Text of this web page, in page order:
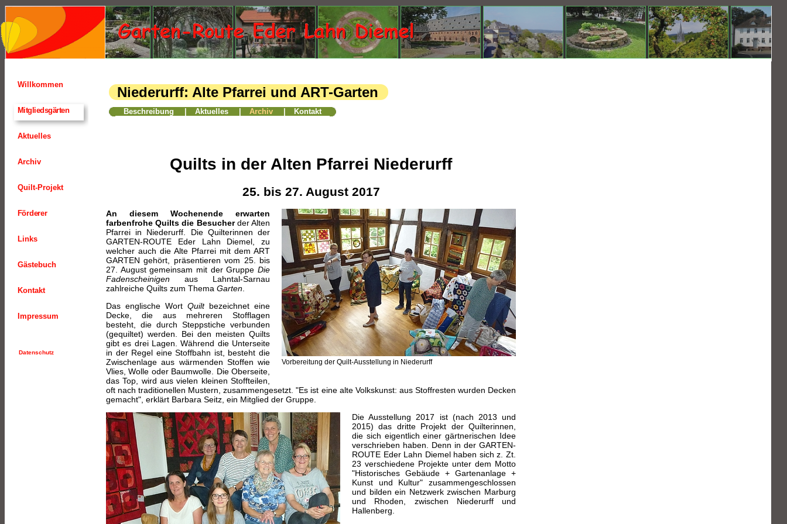
Willkommen
Mitgliedsgärten
Aktuelles
Archiv
Quilt-Projekt
Förderer
Links
Gästebuch
Kontakt
Impressum
Datenschutz
31 Niederurff: Alte Pfarrei und ART-Garten
Beschreibung Aktuelles Archiv Kontakt
Quilts in der Alten Pfarrei Niederurff
25. bis 27. August 2017
Vorbereitung der Quilt-Ausstellung in Niederurff
An diesem Wochenende erwarten
farbenfrohe Quilts die Besucherder Alten
Pfarrei in Niederurff. Die Quilterinnen der
GARTEN-ROUTE Eder Lahn Diemel, zu
welcher auch die Alte Pfarrei mit dem ART
GARTEN gehört, präsentieren vom 25. bis
27. August gemeinsam mit der Gruppe Die
Fadenscheinigen aus Lahntal-Sarnau
zahlreiche Quilts zum Thema Garten
Das englische Wort Quiltbezeichnet eine
Decke, die aus mehreren Stofflagen
besteht, die durch Steppstiche verbunden
(gequiltet) werden. Bei den meisten Quilts
gibt es drei Lagen. Während die Unterseite
in der Regel eine Stoffbahn ist, besteht die
Zwischenlage aus wärmenden Stoffen wie
Vlies, Wolle oder Baumwolle. Die Oberseite,
das Top, wird aus vielen kleinen Stoffteilen,
oft nach traditionellen Mustern, zusammengesetzt. "Es ist eine alte Volkskunst: aus Stoffresten wurden Decken
gemacht", erklärt Barbara Seitz, ein Mitglied der Gruppe.
Die Ausstellung 2017 ist (nach 2013 und
2015) das dritte Projekt der Quilterinnen,
die sich eigentlich einer gärtnerischen Idee
verschrieben haben. Denn in der GARTEN-
ROUTE Eder Lahn Diemel haben sich z. Zt.
23 verschiedene Projekte unter dem Motto
"Historisches Gebäude + Gartenanlage +
Kunst und Kultur" zusammengeschlossen
und bilden ein Netzwerk zwischen Marburg
und Rhoden, zwischen Niederurff und
Hallenberg.